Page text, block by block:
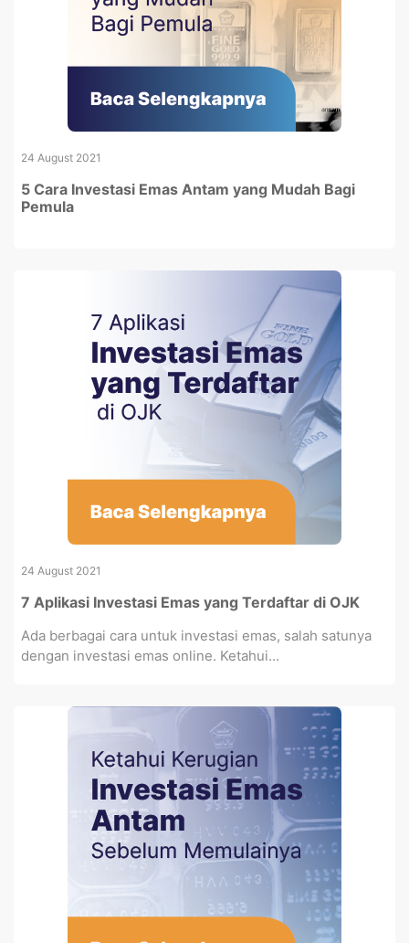
24 August 2021
5 Cara Investasi Emas Antam yang Mudah Bagi
Pemula
24 August 2021
7 Aplikasi Investasi Emas yang Terdaftar di OJK
Ada berbagai cara untuk investasi emas, salah satunya
dengan investasi emas online. Ketahui...